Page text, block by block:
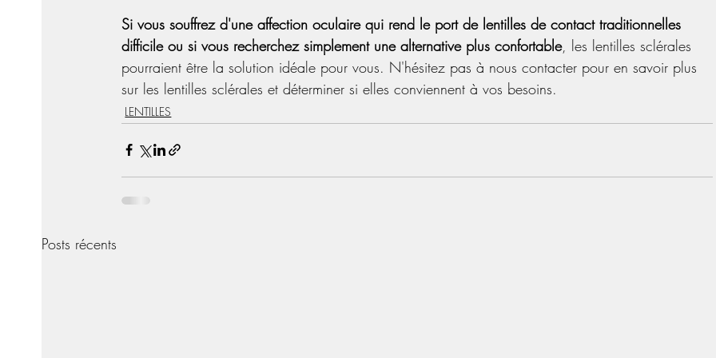
Si vous souffrez d'une affection oculaire qui rend le port de lentilles de contact traditionnelles
difficile ou si vous recherchez simplement une alternative plus confortable, les lentilles sclérales
pourraient être la solution idéale pour vous. N'hésitez pas à nous contacter pour en savoir plus
sur les lentilles sclérales et déterminer si elles conviennent à vos besoins.
LENTILLES
Posts récents